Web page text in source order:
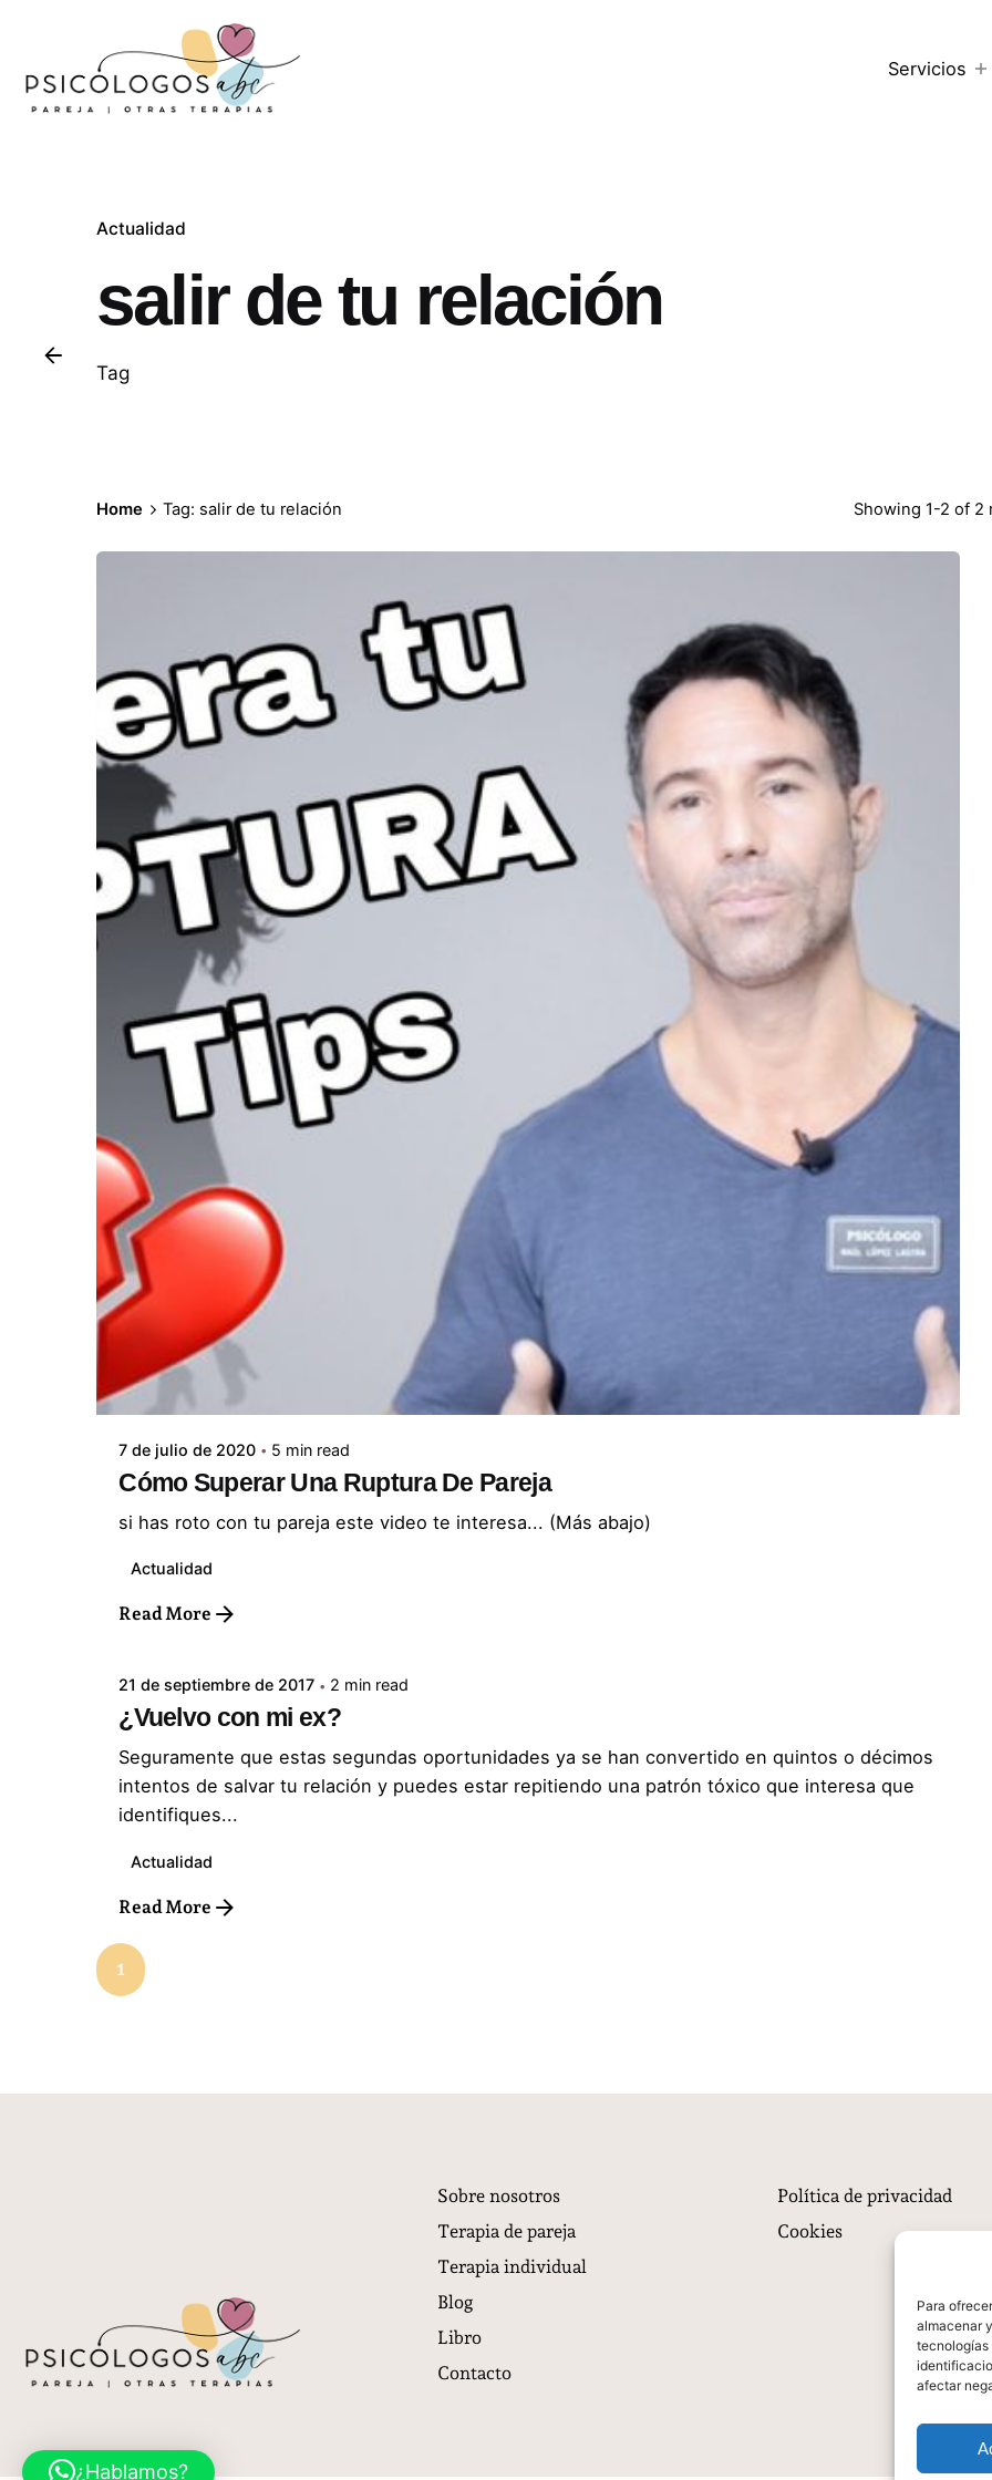
Para
almacenar
tecnologías
afectar
Servicios
Actualidad
salir de tu relación
Tag
Home Tag: salir de tu relación Showing 1-2 of 2
Posted by
ABC Psicólogos
7 de julio de 2020 5 min read
Cómo Superar Una Ruptura De Pareja
si has roto con tu pareja este video te interesa... (Más abajo)
Actualidad
Read MoreABC Psicólogos
21 de septiembre de 2017 2 min read
¿Vuelvo con mi ex?
Seguramente que estas segundas oportunidades ya se han convertido en quintos o décimos
intentos de salvar tu relación y puedes estar repitiendo una patrón tóxico que interesa que
identifiques...
Actualidad
Read More
1
Sobre nosotros
Terapia de pareja
Terapia individual
Blog
Libro
Contacto
Política de privacidad
Cookies
¿Hablamos?